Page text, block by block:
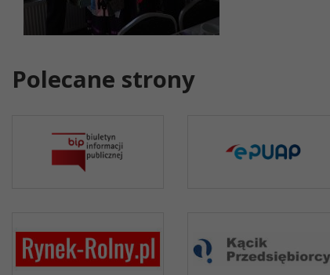
Polecane strony